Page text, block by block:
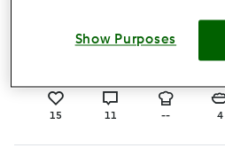
Tarta z
15 11 -- 4
Show Purposes